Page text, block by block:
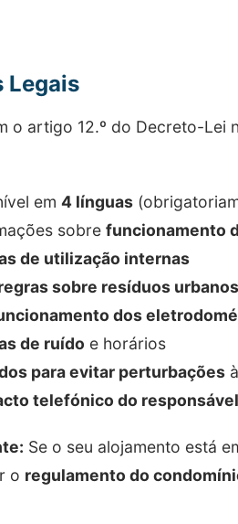
Legais
o artigo 12.º do Decreto-Lei
em 4 línguas
sobre funcionamento
de utilização internas
sobre resíduos urbanos
dos
de ruído e horários
para evitar perturbações
telefónico do responsável
Se o seu alojamento está
o regulamento do